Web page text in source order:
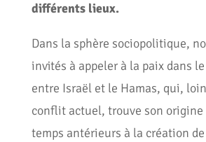
différents lieux.
Dans la sphère sociopolitique,
invités à appeler à la paix dans
entre Israël et le Hamas, qui,
conflit actuel, trouve son origine
temps antérieurs à la création de